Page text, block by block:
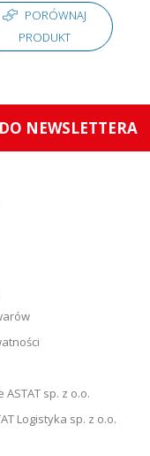
PORÓWNAJ
PRODUKT
NEWSLETTERA
sp. z o.o.
Logistyka sp. z o.o.